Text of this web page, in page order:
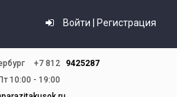
Войти | Регистрация
+7 812
9425287
10:00 - 19:00